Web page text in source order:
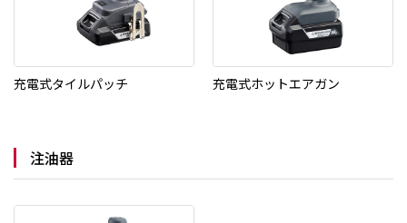
充電式タイルパッチ 充電式ホットエアガン
注油器